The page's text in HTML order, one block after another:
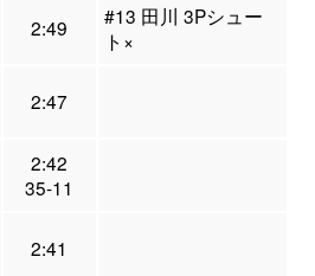
2:49
#13 田川 3Pシュー
ト×
2:47
2:42
35-11
2:41